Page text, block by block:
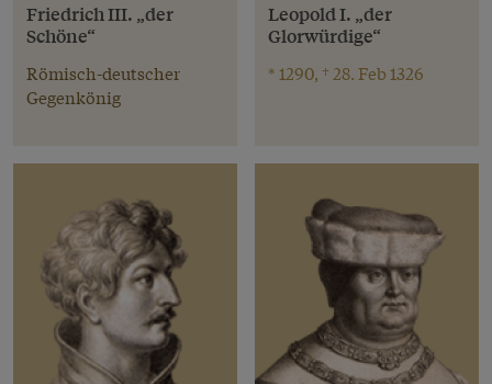
Friedrich III. „der
Schöne“
Römisch-deutscher
Gegenkönig
Leopold I. „der
Glorwürdige“
* 1290, † 28. Feb 1326